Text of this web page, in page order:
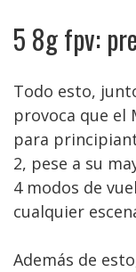
5 8g fpv:
Todo esto,
provoca que el
para
2, pese a su
4 modos de
cualquier
Además de